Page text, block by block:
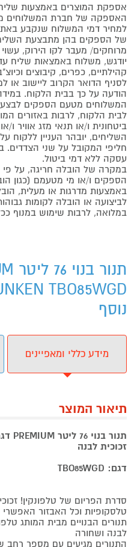
אספקת המוצרים באמצעות
האספקה של חברת המשלוחים
למחיר דמי המשלוח שנקבע
של הספקים בהן מתבצעת
מרוחקים/ מעבר לקו הירוק,
יודגש, משלוח באמצאות שליח
קהילתיים, כפרים, קיבוצים
לסניף הדואר הקרוב ליישוב או
הודעה על כך בבית הלקוח.
המשלוחים מטעם הספקים
לבית הלקוח, לרבות באזורים
ביטחונית ו/או תנאי מזג אוויר
השליחים, יובהר העניין ללקוח
חליפי המקובל על שני הצדדים.
עסקה ללא דמי ביטול.
במקרה של הובלה חריגה, על
הספקים ו/או מי מטעמם (כגון
באמצעות מדרגות או מעלית,
לביצועה או הובלה לקומות
במלואה, לרבות שימוש במנוף
נוסף
מידע כללי ומאפיינים
תיאור המוצר
זכוכית לבנה
דגם: TBO85WGD
סדרת הפריום של טלפונקין!
טלסקופיות וכל האבזור האפשרי
תנורים הבנויים מבית המותג
לבנה ושחורה
התנורים מגיעים עם מספר רחב